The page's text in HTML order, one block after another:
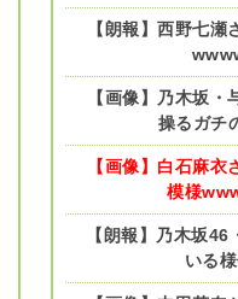
【朗報】西野七
【画像】乃木坂
操るガチ
【画像】白石麻
模様
【朗報】乃木坂
いる